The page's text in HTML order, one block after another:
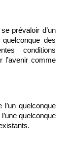
prévaloir d’un
des
conditions
l’avenir comme
l’un quelconque
quelconque